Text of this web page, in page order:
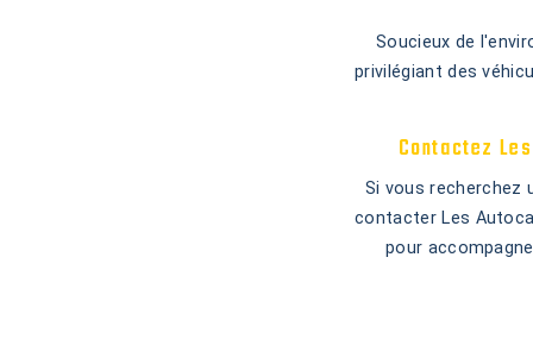
Soucieux de
privilégiant des
Contactez
Si vous recherchez
contacter Les
pour